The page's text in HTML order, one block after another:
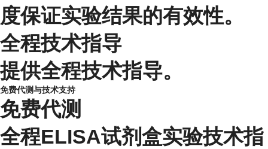
度保证实验结果的有效性。
全程技术指导
提供全程技术指导。
免费代测与技术支持
免费代测
全程ELISA试剂盒实验技术指